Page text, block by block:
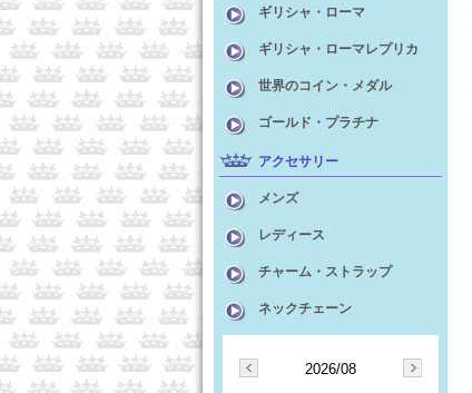
ギリシャ・ローマ
ギリシャ・ローマレプリカ
世界のコイン・メダル
ゴールド・プラチナ
アクセサリー
メンズ
レディース
チャーム・ストラップ
ネックチェーン
2026/08